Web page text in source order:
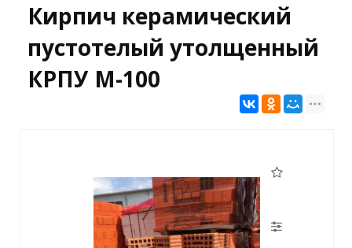
Кирпич керамический
пустотелый утолщенный
КРПУ М-100